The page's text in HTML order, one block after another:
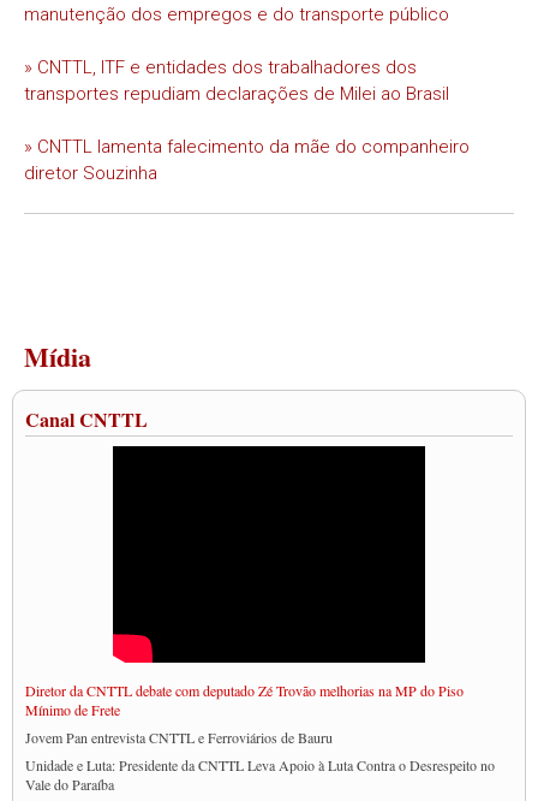
manutenção dos empregos e do transporte público
» CNTTL, ITF e entidades dos trabalhadores dos
transportes repudiam declarações de Milei ao Brasil
» CNTTL lamenta falecimento da mãe do companheiro
diretor Souzinha
Mídia
Canal CNTTL
Diretor da CNTTL debate com deputado Zé Trovão melhorias na MP do Piso
Mínimo de Frete
Jovem Pan entrevista CNTTL e Ferroviários de Bauru
Unidade e Luta: Presidente da CNTTL Leva Apoio à Luta Contra o Desrespeito no
Vale do Paraíba